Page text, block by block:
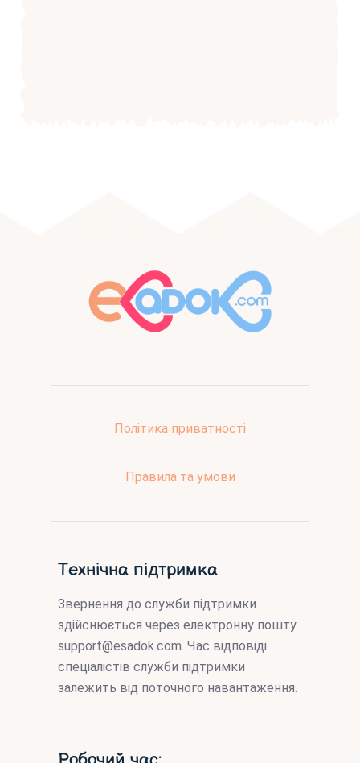
Політика приватності
Правила та умови
Технічна підтримка
Звернення до служби підтримки
здійснюється через електронну пошту
support@esadok.com. Час відповіді
спеціалістів служби підтримки
залежить від поточного навантаження.